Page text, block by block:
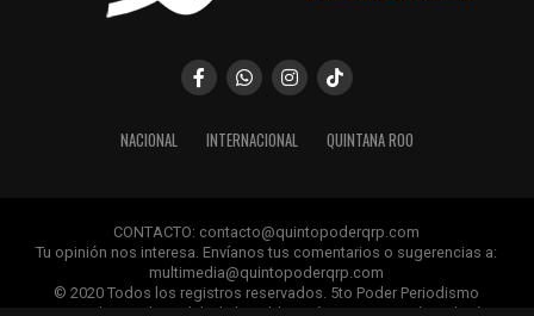
NACIONAL INTERNACIONAL QUINTANA ROO
CONTACTO: contacto@quintopoderqrp.com
Tu opinión nos interesa. Envíanos tus comentarios o sugerencias a:
multimedia@quintopoderqrp.com
© 2020 Todos los registros reservados. 5to Poder Periodismo